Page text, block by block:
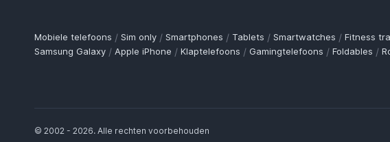
Mobiele telefoons / Sim only / Smartphones / Tablets / Smartwatches / Fitness
Samsung Galaxy / Apple iPhone / Klaptelefoons / Gamingtelefoons / Foldables /
© 2002 - 2026. Alle rechten voorbehouden